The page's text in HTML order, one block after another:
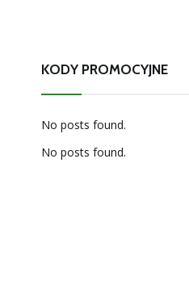
KODY PROMOCYJNE
No posts found.
No posts found.